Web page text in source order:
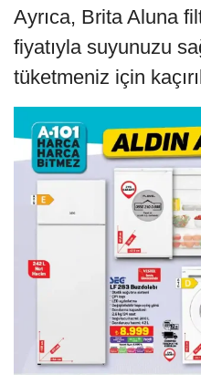
Ayrıca, Brita Aluna
fiyatıyla suyunuzu
tüketmeniz için